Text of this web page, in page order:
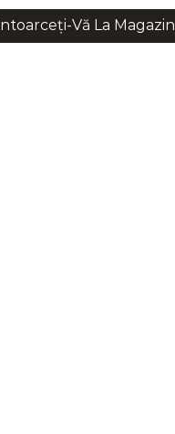
Întoarceți-Vă La Magazin